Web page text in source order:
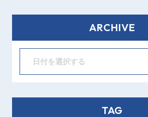
ARCHIVE
日付を選択する
TAG